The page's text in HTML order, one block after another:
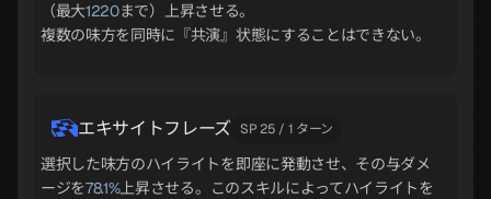
（最大1220まで）上昇させる。
複数の味方を同時に『共演』状態にすることはできない。
エキサイトフレーズ SP 25 / 1 ターン
選択した味方のハイライトを即座に発動させ、その与ダメ
ージを78.1%上昇させる。このスキルによってハイライトを